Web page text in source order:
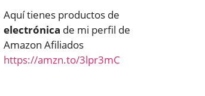
Aquí tienes productos de
electrónica de mi perfil de
Amazon Afiliados
https://amzn.to/3lpr3mC